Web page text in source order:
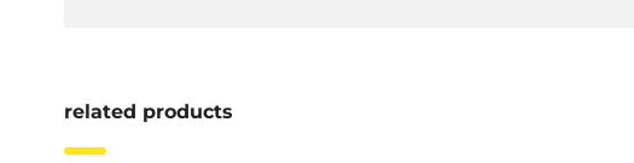
related products